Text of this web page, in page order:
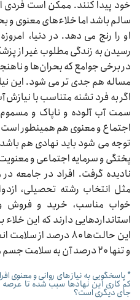
خود پیدا کنند. ممکن است فردی
سالم باشد اما خلاءهای معنوی و
او را رنج می دهد. در دنیا،
رسیدن به زندگی مطلوب غیر از
در برخی جوامع که بحران‌ها و
مساله هم جدی تر می شود. این
اگر به فرد تشنه متناسب با
سمت آب آلوده و ناپاک و
اجتماع و معنوی هم همینطور
توجه می شود باید نهادی هم باشد
پختگی و سرمایه اجتماعی و
نادیده گرفت. افراد در جامعه
مثل انتخاب رشته تحصیلی،
خواب مناسب، خرید و فروش
استانداردهایی دارند که این
این حالت‌ها ۸۰ درصد
و تنها ۲۰ درصد آن به سلامت جسم مربوط می شود.
* پاسخگویی به نیازهای روانی و معنوی
کم کاری این نهادها سبب شده تا عرصه
جای دیگری است؟